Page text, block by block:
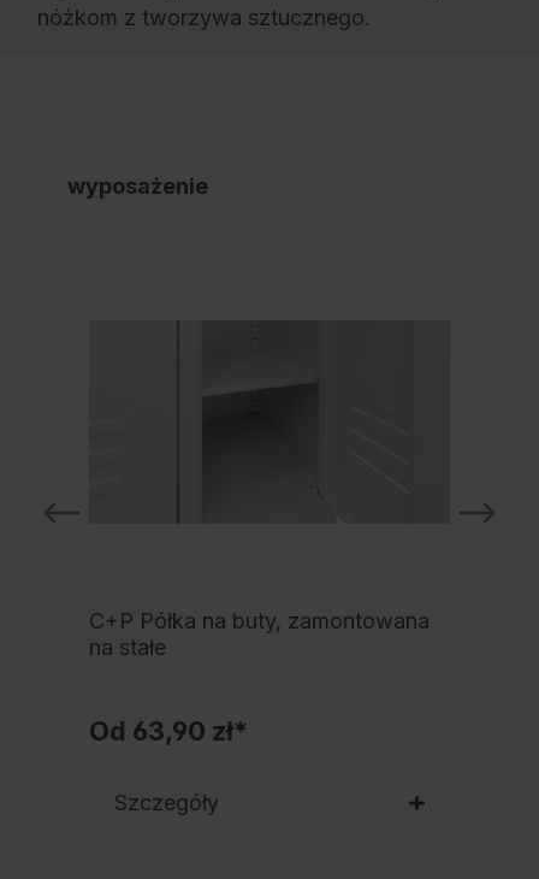
nóżkom z tworzywa sztucznego.
wyposażenie
C+P Półka na buty, zamontowana
na stałe
Od 63,90 zł*
Szczegóły